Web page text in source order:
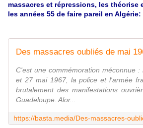
massacres et répressions, les théorise
les années 55 de faire pareil en Algérie:
C'est une commémoration méconnue
et 27 mai 1967, la police et l'armée
brutalement des manifestations
Guadeloupe. Alor...